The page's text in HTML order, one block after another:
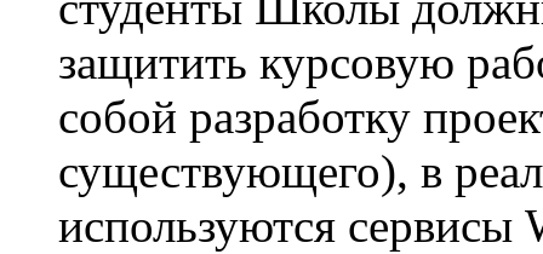
защитить курсовую
собой разработку
существующего), в
используются сервисы